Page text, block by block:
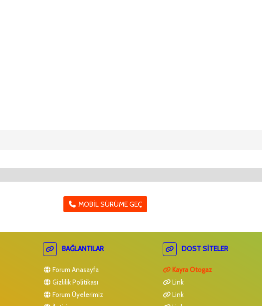
MOBIL SÜRÜME GEÇ
BAĞLANTILAR
Forum Anasayfa
Gizlilik Politikası
Forum Üyelerimiz
DOST SITELER
Kayra Otogaz
Link
Link